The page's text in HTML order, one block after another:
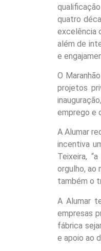
quatro
excelência
além de
e
O
projetos
emprego e
A Alumar
incentiva
Teixeira,
orgulho, ao
também o
A Alumar
empresas
fábrica
e apoio ao